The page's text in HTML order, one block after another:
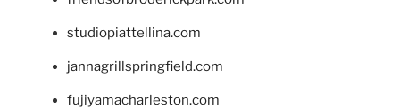
studiopiattellina.com
jannagrillspringfield.com
fujiyamacharleston.com